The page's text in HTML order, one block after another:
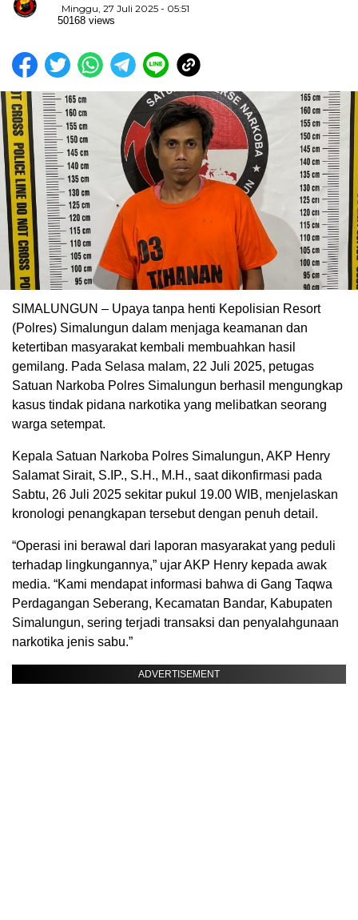
Minggu, 27 Juli 2025 - 05:51
50168 views
SIMALUNGUN – Upaya tanpa henti Kepolisian Resort
(Polres) Simalungun dalam menjaga keamanan dan
ketertiban masyarakat kembali membuahkan hasil
gemilang. Pada Selasa malam, 22 Juli 2025, petugas
Satuan Narkoba Polres Simalungun berhasil mengungkap
kasus tindak pidana narkotika yang melibatkan seorang
warga setempat.
Kepala Satuan Narkoba Polres Simalungun, AKP Henry
Salamat Sirait, S.IP., S.H., M.H., saat dikonfirmasi pada
Sabtu, 26 Juli 2025 sekitar pukul 19.00 WIB, menjelaskan
kronologi penangkapan tersebut dengan penuh detail.
“Operasi ini berawal dari laporan masyarakat yang peduli
terhadap lingkungannya,” ujar AKP Henry kepada awak
media. “Kami mendapat informasi bahwa di Gang Taqwa
Perdagangan Seberang, Kecamatan Bandar, Kabupaten
Simalungun, sering terjadi transaksi dan penyalahgunaan
narkotika jenis sabu.”
ADVERTISEMENT